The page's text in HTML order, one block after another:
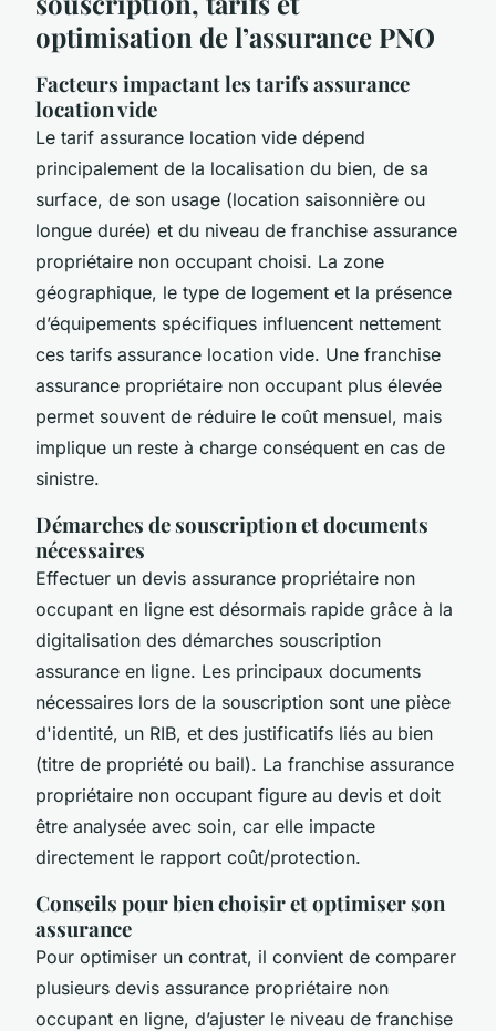
optimisation de l’assurance PNO
Facteurs impactant les tarifs assurance
location vide
Le tarif assurance location vide dépend
principalement de la localisation du bien, de sa
surface, de son usage (location saisonnière ou
longue durée) et du niveau de franchise assurance
propriétaire non occupant choisi. La zone
géographique, le type de logement et la présence
d’équipements spécifiques influencent nettement
ces tarifs assurance location vide. Une franchise
assurance propriétaire non occupant plus élevée
permet souvent de réduire le coût mensuel, mais
implique un reste à charge conséquent en cas de
sinistre.
Démarches de souscription et documents
nécessaires
Effectuer un devis assurance propriétaire non
occupant en ligne est désormais rapide grâce à la
digitalisation des démarches souscription
assurance en ligne. Les principaux documents
nécessaires lors de la souscription sont une pièce
d'identité, un RIB, et des justificatifs liés au bien
(titre de propriété ou bail). La franchise assurance
propriétaire non occupant figure au devis et doit
être analysée avec soin, car elle impacte
directement le rapport coût/protection.
Conseils pour bien choisir et optimiser son
assurance
Pour optimiser un contrat, il convient de comparer
plusieurs devis assurance propriétaire non
occupant en ligne, d’ajuster le niveau de franchise